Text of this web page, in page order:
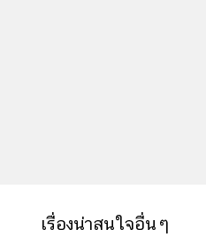
เรื่องน่าสนใจอื่นๆ